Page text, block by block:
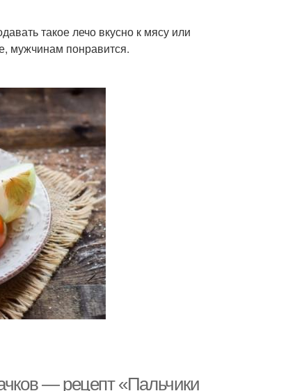
такое лечо вкусно к мясу или
мужчинам понравится.
— рецепт «Пальчики